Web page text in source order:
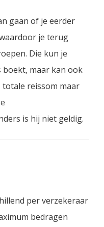
gaan of je eerder
je terug
Die kun je
boekt, maar kan ook
totale reissom maar
is hij niet geldig.
per verzekeraar
bedragen